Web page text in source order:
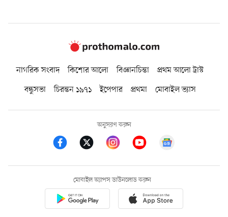
নাগরিক সংবাদ কিশোর আলো বিজ্ঞানচিন্তা
প্রথম আলো ট্রাস্ট
বন্ধুসভা
চিরন্তন ১৯৭১ ইপেপার প্রথমা মোবাইল ভ্যাস
অনুসরণ করুন
মোবাইল অ্যাপস ডাউনলোড করুন